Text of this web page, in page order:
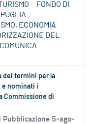
FONDO DI
PUGLIA
ECONOMIA
DEL
dei termini per la
e nominati i
Commissione di
Pubblicazione 5-ago-